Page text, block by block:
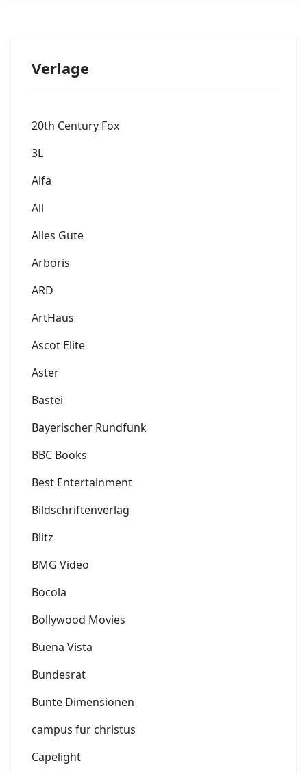
Verlage
20th Century Fox
3L
Alfa
All
Alles Gute
Arboris
ARD
ArtHaus
Ascot Elite
Aster
Bastei
Bayerischer Rundfunk
BBC Books
Best Entertainment
Bildschriftenverlag
Blitz
BMG Video
Bocola
Bollywood Movies
Buena Vista
Bundesrat
Bunte Dimensionen
campus für christus
Capelight